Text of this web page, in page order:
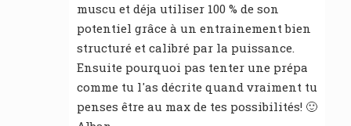
muscu et déja utiliser 100 % de son
potentiel grâce à un entrainement bien
structuré et calibré par la puissance.
Ensuite pourquoi pas tenter une prépa
comme tu l'as décrite quand vraiment tu
penses être au max de tes possibilités! 🙂